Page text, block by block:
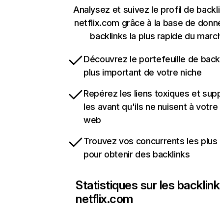
Analysez et suivez le profil de
netflix.com grâce à la base de
backlinks la plus rapide du
Découvrez le portefeuille de
plus important de votre niche
Repérez les liens toxiques et
les avant qu'ils ne nuisent à
web
Trouvez vos concurrents les
pour obtenir des backlinks
Statistiques sur les
netflix.com